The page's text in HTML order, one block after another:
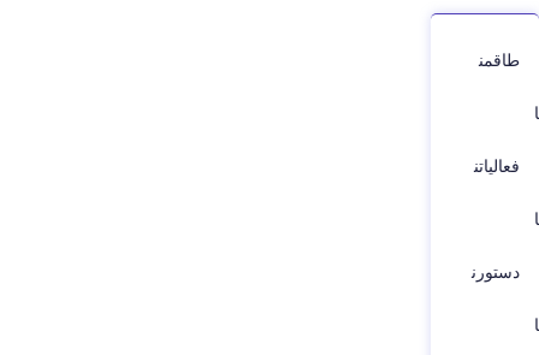
طاقمن
ا
فعالياتن
ا
دستورن
ا